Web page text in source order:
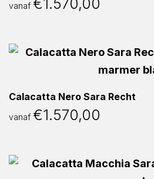
vanaf €1.570,00
Calacatta Nero Sara Recht
vanaf €1.570,00